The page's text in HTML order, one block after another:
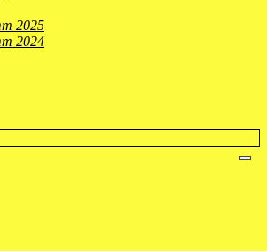
2025
2024